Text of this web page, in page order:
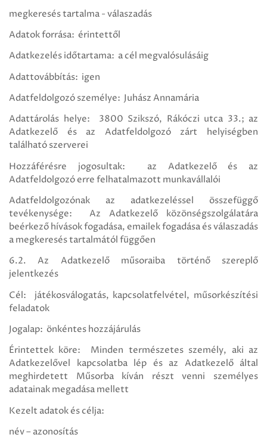
megkeresés tartalma - válaszadás
Adatok forrása: érintettől
Adatkezelés időtartama: a cél megvalósulásáig
Adattovábbítás: igen
Adatfeldolgozó személye: Juhász Annamária
Adattárolás helye: 3800 Szikszó, Rákóczi utca 33.; az
Adatkezelő és az Adatfeldolgozó zárt helyiségben
található szerverei
Hozzáférésre jogosultak: az Adatkezelő és az
Adatfeldolgozó erre felhatalmazott munkavállalói
Adatfeldolgozónak az adatkezeléssel összefüggő
tevékenysége: Az Adatkezelő közönségszolgálatára
beérkező hívások fogadása, emailek fogadása és válaszadás
a megkeresés tartalmától függően
6.2. Az Adatkezelő műsoraiba történő szereplő
jelentkezés
Cél: játékosválogatás, kapcsolatfelvétel, műsorkészítési
feladatok
Jogalap: önkéntes hozzájárulás
Érintettek köre: Minden természetes személy, aki az
Adatkezelővel kapcsolatba lép és az Adatkezelő által
meghirdetett Műsorba kíván részt venni személyes
adatainak megadása mellett
Kezelt adatok és célja:
név – azonosítás